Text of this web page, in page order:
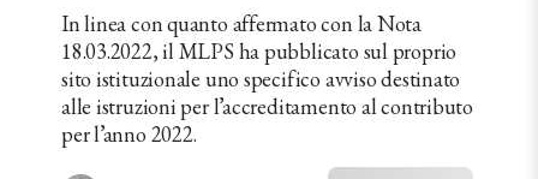
In linea con quanto affermato con la Nota
18.03.2022, il MLPS ha pubblicato sul proprio
sito istituzionale uno specifico avviso destinato
alle istruzioni per l’accreditamento al contributo
per l’anno 2022.